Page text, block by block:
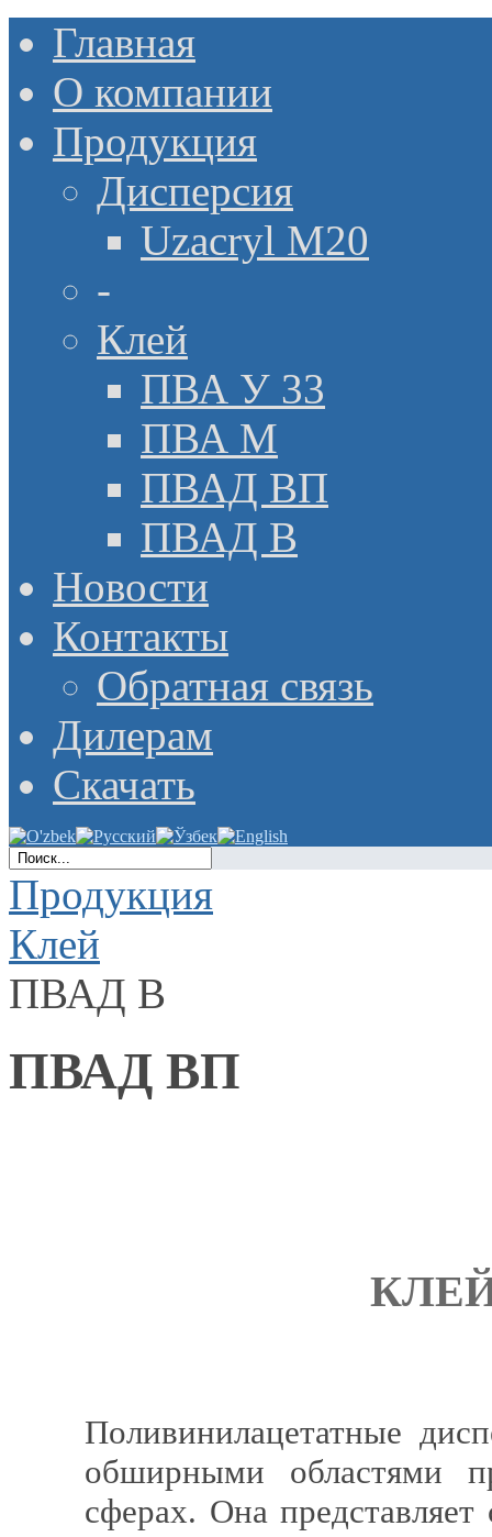
Главная
О компании
Продукция
Дисперсия
Uzacryl M20
-
Клей
ПВА У 33
ПВА М
ПВАД ВП
ПВАД В
Новости
Контакты
Обратная связь
Дилерам
Скачать
Продукция
Клей
ПВАД В
ПВАД ВП
Поливинилацетатные
обширными областями
сферах. Она